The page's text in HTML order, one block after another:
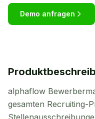
Demo anfragen
alphaflow
gesamten Recruiting-